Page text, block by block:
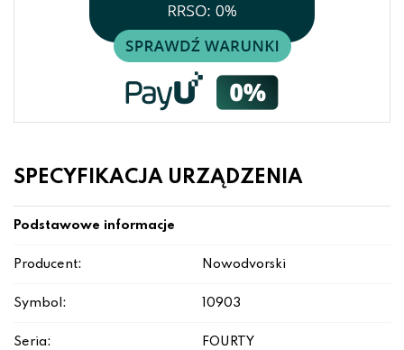
SPECYFIKACJA URZĄDZENIA
Podstawowe informacje
Producent: Nowodvorski
Symbol: 10903
Seria: FOURTY